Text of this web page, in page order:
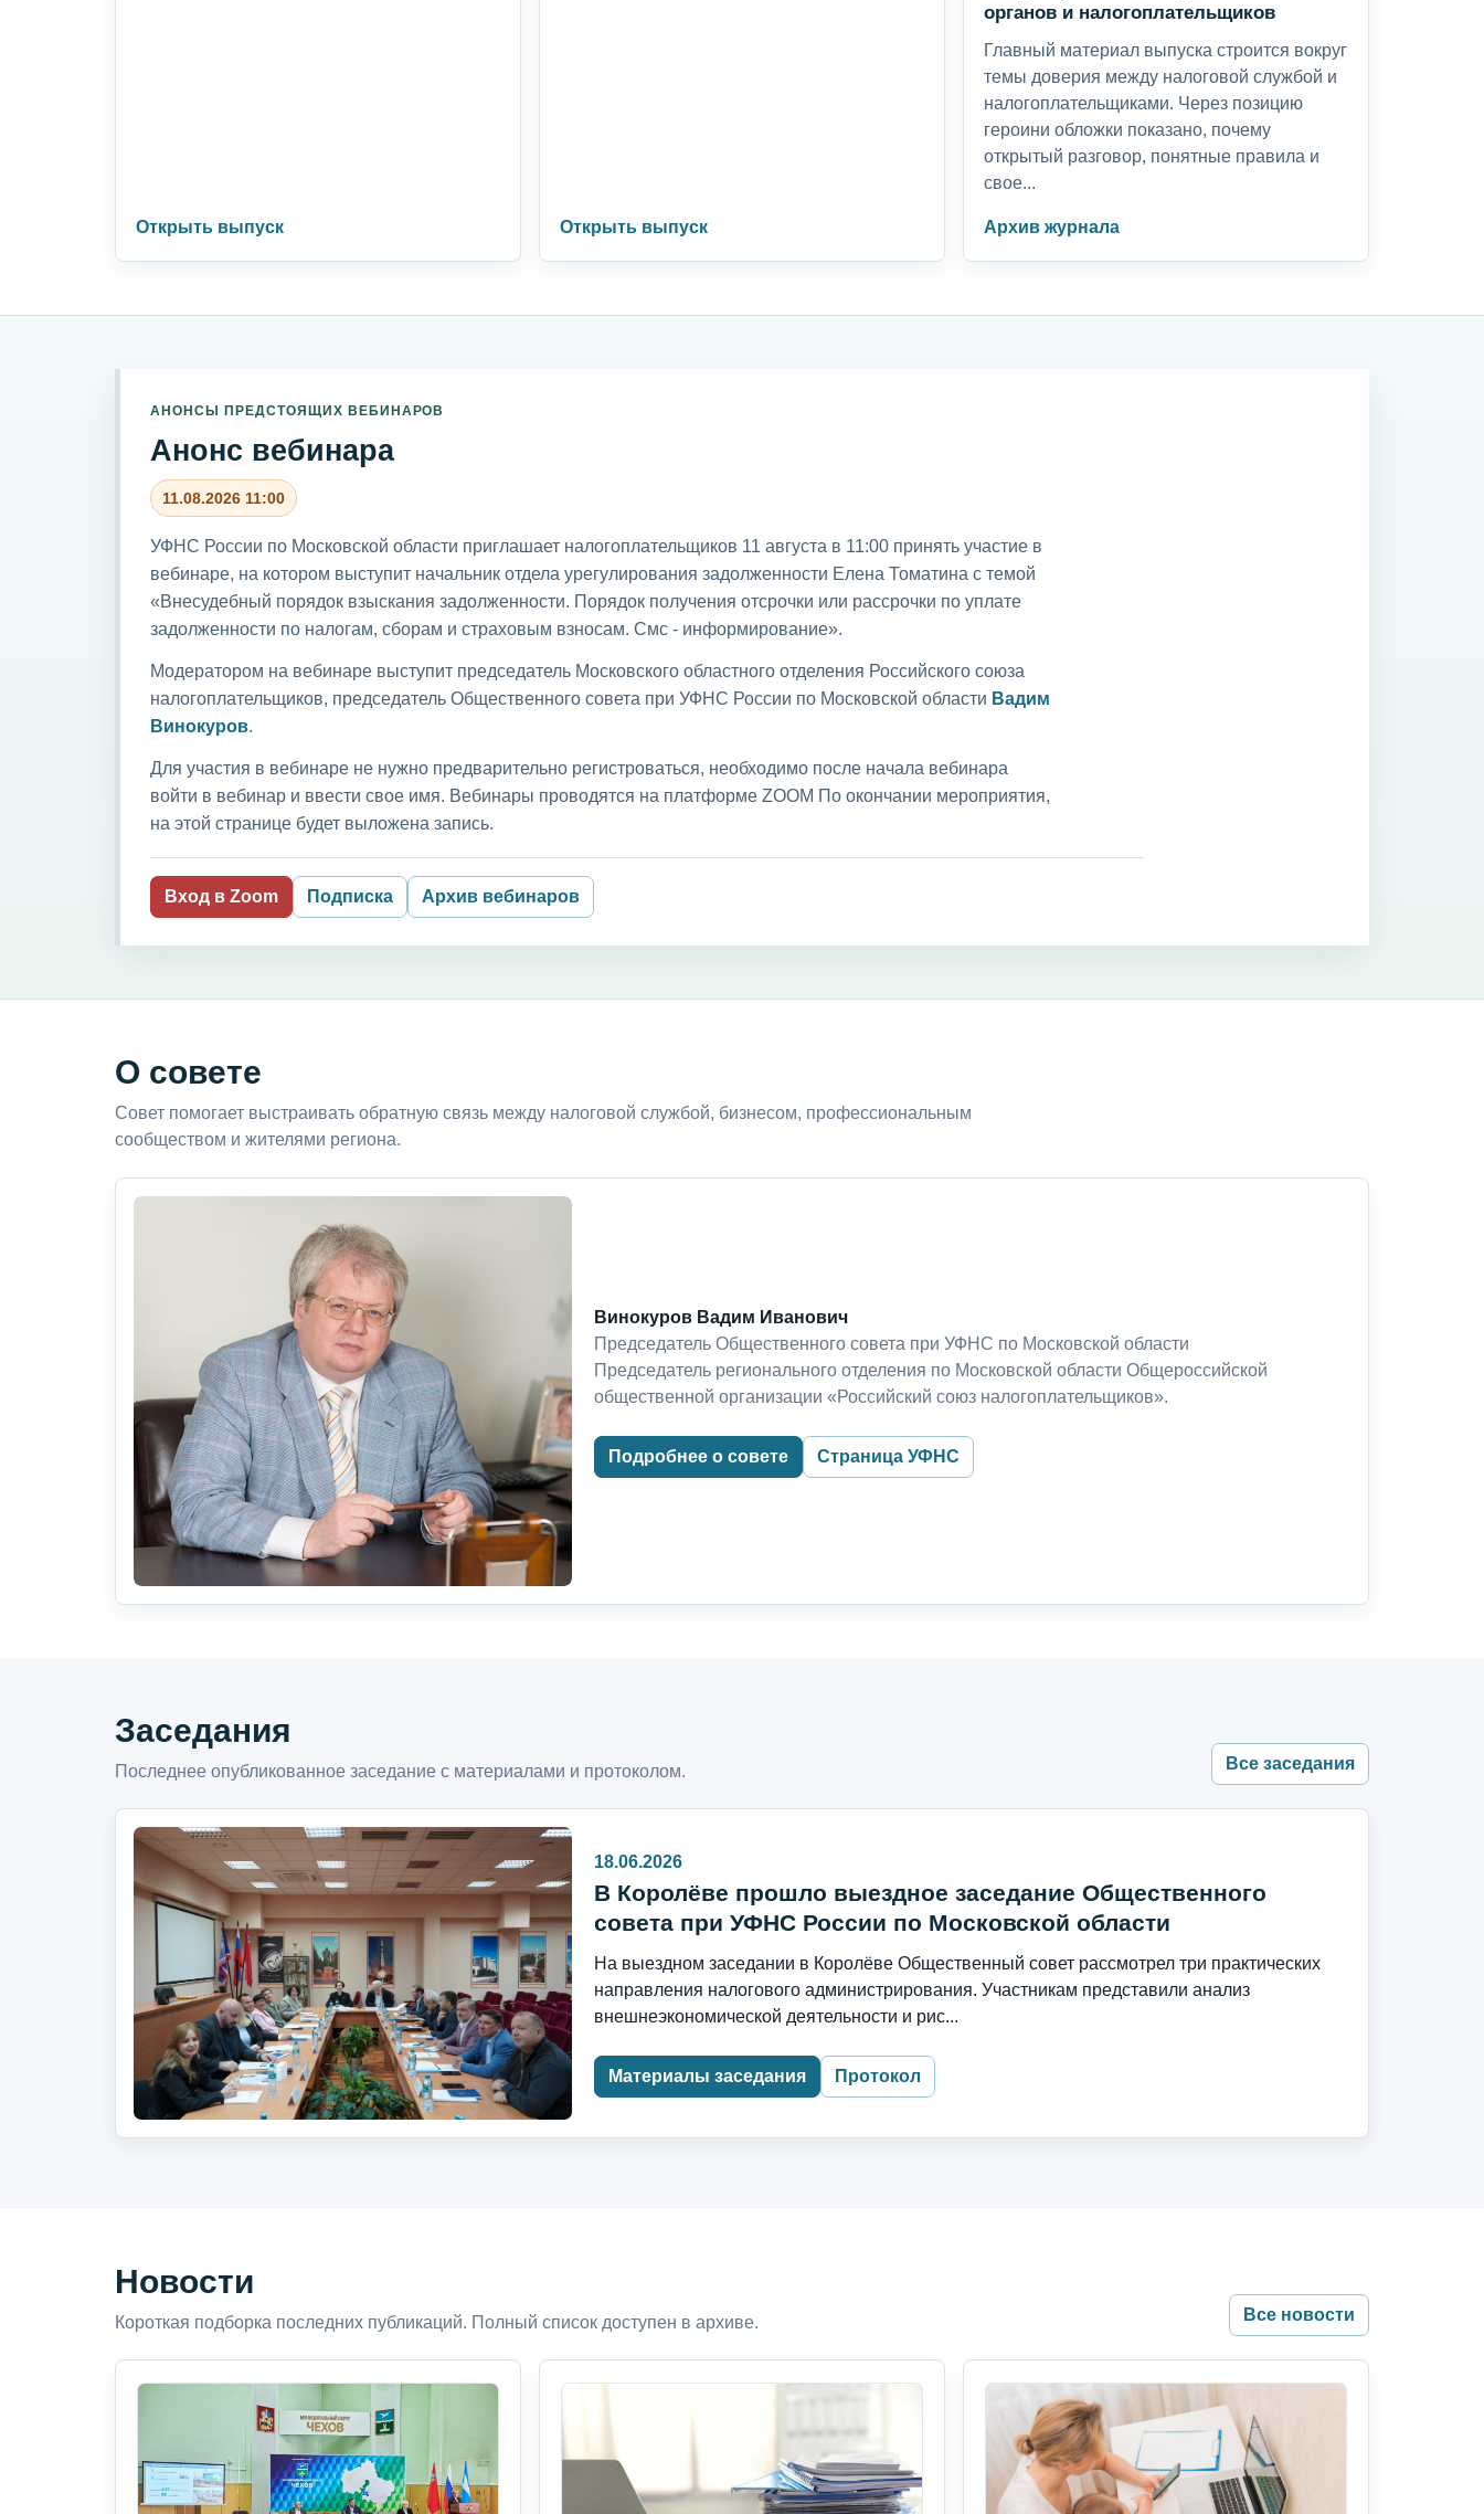
Открыть выпуск Открыть выпуск
органов и налогоплательщиков
Главный материал выпуска строится вокруг
темы доверия между налоговой службой и
налогоплательщиками. Через позицию
героини обложки показано, почему
открытый разговор, понятные правила и
свое...
Архив журнала
АНОНСЫ ПРЕДСТОЯЩИХ ВЕБИНАРОВ
Анонс вебинара
11.08.2026 11:00
УФНС России по Московской области приглашает налогоплательщиков 11 августа в 11:00 принять участие в
вебинаре, на котором выступит начальник отдела урегулирования задолженности Елена Томатина с темой
«Внесудебный порядок взыскания задолженности. Порядок получения отсрочки или рассрочки по уплате
задолженности по налогам, сборам и страховым взносам. Смс - информирование».
Модератором на вебинаре выступит председатель Московского областного отделения Российского союза
налогоплательщиков, председатель Общественного совета при УФНС России по Московской области Вадим
Винокуров.
Для участия в вебинаре не нужно предварительно регистроваться, необходимо после начала вебинара
войти в вебинар и ввести свое имя. Вебинары проводятся на платформе ZOOM По окончании мероприятия,
на этой странице будет выложена запись.
Вход в Zoom Подписка Архив вебинаров
О совете
Совет помогает выстраивать обратную связь между налоговой службой, бизнесом, профессиональным
сообществом и жителями региона.
Винокуров Вадим Иванович
Председатель Общественного совета при УФНС по Московской области
Председатель регионального отделения по Московской области Общероссийской
общественной организации «Российский союз налогоплательщиков».
Подробнее о совете Страница УФНС
Заседания
Последнее опубликованное заседание с материалами и протоколом. Все заседания
18.06.2026
В Королёве прошло выездное заседание Общественного
совета при УФНС России по Московской области
На выездном заседании в Королёве Общественный совет рассмотрел три практических
направления налогового администрирования. Участникам представили анализ
внешнеэкономической деятельности и рис...
Материалы заседания Протокол
Новости
Короткая подборка последних публикаций. Полный список доступен в архиве. Все новости